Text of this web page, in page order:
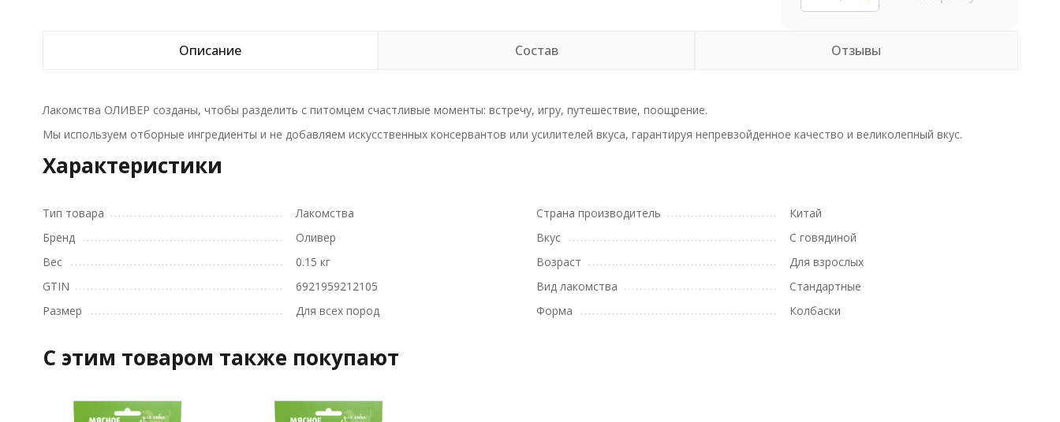
Описание Состав Отзывы
Лакомства ОЛИВЕР созданы, чтобы разделить с питомцем счастливые моменты: встречу, игру, путешествие, поощрение.
Мы используем отборные ингредиенты и не добавляем искусственных консервантов или усилителей вкуса, гарантируя непревзойденное качество и великолепный вкус.
Характеристики
Тип товара
Лакомства
Бренд
Оливер
Вес
0.15 кг
GTIN
6921959212105
Размер
Для всех пород
Страна производитель
Китай
Вкус
С говядиной
Возраст
Для взрослых
Вид лакомства
Стандартные
Форма
Колбаски
C этим товаром также покупают